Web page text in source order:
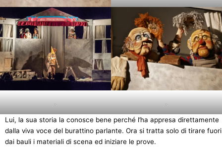
. .
Lui, la sua storia la conosce bene perché l’ha appresa direttamente
dalla viva voce del burattino parlante. Ora si tratta solo di tirare fuori
dai bauli i materiali di scena ed iniziare le prove.